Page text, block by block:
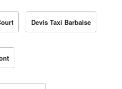
Devis Taxi Barbaise